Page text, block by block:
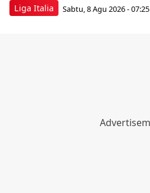
Liga Italia Sabtu, 8 Agu 2026 - 07:25